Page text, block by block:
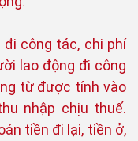
đi công tác, chi phí
lao động đi công
từ được tính vào
nhập chịu thuế.
tiền đi lại, tiền ở,